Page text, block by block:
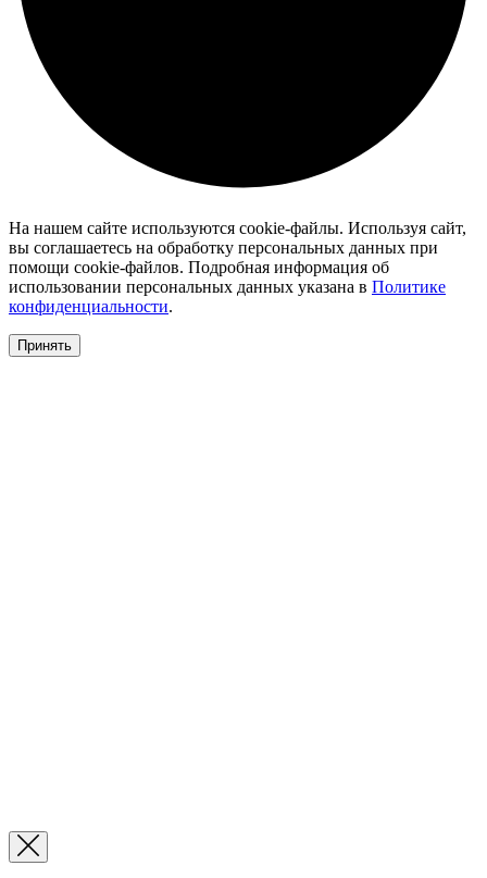
На нашем сайте используются cookie-файлы. Используя сайт,
вы соглашаетесь на обработку персональных данных при
помощи cookie-файлов. Подробная информация об
использовании персональных данных указана в Политике
конфиденциальности.
Принять